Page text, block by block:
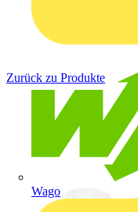
Wago
Zurück zu Produkte